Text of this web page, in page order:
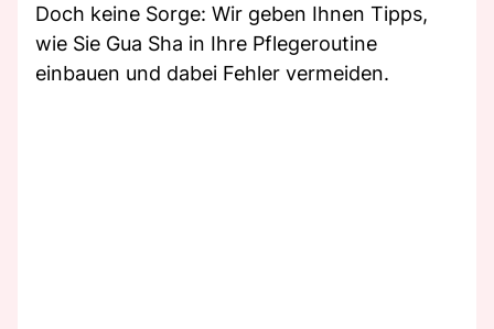
Doch keine Sorge: Wir geben Ihnen Tipps,
wie Sie Gua Sha in Ihre Pflegeroutine
einbauen und dabei Fehler vermeiden.